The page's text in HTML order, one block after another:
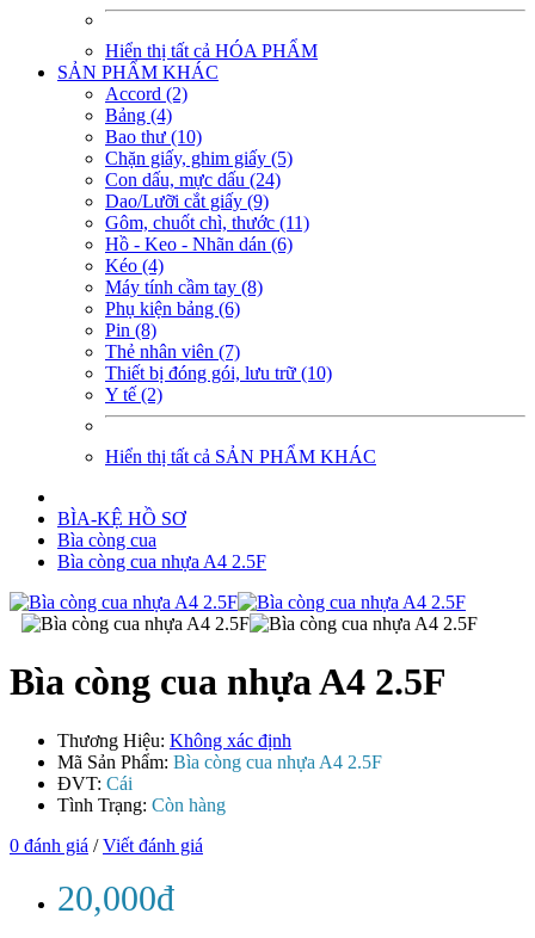
Hiển thị tất cả HÓA PHẨM
SẢN PHẨM KHÁC
Accord (2)
Bảng (4)
Bao thư (10)
Chặn giấy, ghim giấy (5)
Con dấu, mực dấu (24)
Dao/Lưỡi cắt giấy (9)
Gôm, chuốt chì, thước (11)
Hồ - Keo - Nhãn dán (6)
Kéo (4)
Máy tính cầm tay (8)
Phụ kiện bảng (6)
Pin (8)
Thẻ nhân viên (7)
Thiết bị đóng gói, lưu trữ (10)
Y tế (2)
Hiển thị tất cả SẢN PHẨM KHÁC
BÌA-KỆ HỒ SƠ
Bìa còng cua
Bìa còng cua nhựa A4 2.5F
Bìa còng cua nhựa A4 2.5F
Thương Hiệu: Không xác định
Mã Sản Phẩm: Bìa còng cua nhựa A4 2.5F
ĐVT: Cái
Tình Trạng: Còn hàng
0 đánh giá /Viết đánh giá
20,000đ